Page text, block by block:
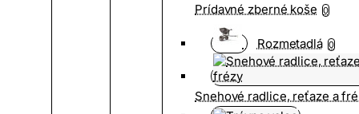
Prídavné zberné koše 0
Rozmetadlá 0
Snehové radlice, reťaze a